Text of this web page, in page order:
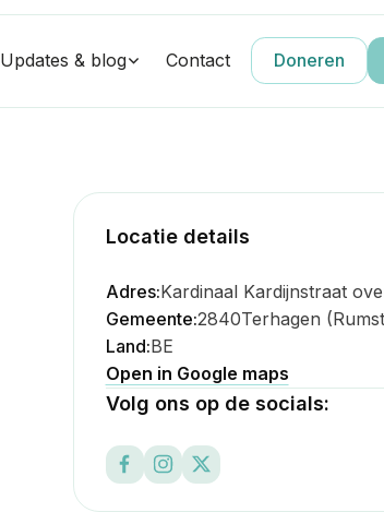
Updates & blog Contact Doneren
Locatie details
Adres:Kardinaal Kardijnstraat
Gemeente:2840Terhagen
Land:BE
Open in Google maps
Volg ons op de socials: